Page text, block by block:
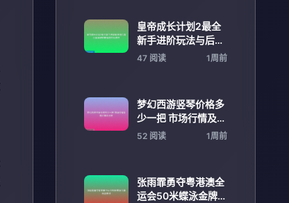
皇帝成长计划2最全
新手进阶玩法与后宫
治国详细攻略指南实
47 阅读 1周前
梦幻西游竖琴价格多
少一把 市场行情及购
买建议分析
52 阅读 1周前
张雨霏勇夺粤港澳全
运会50米蝶泳金牌再